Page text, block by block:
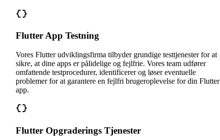
Flutter App Testning
Vores Flutter udviklingsfirma tilbyder grundige testtjenester for at
sikre, at dine apps er pålidelige og fejlfrie. Vores team udfører
omfattende testprocedurer, identificerer og løser eventuelle
problemer for at garantere en fejlfri brugeroplevelse for din Flutter
app.
Flutter Opgraderings Tjenester